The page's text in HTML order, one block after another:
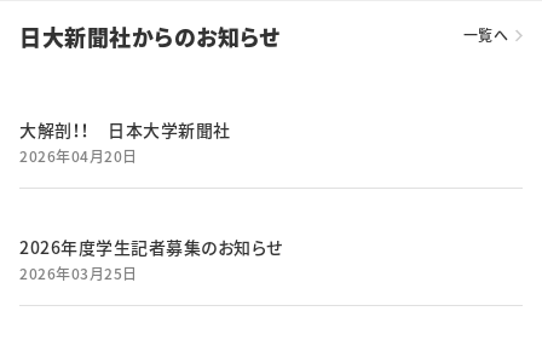
日大新聞社からのお知らせ 一覧へ
大解剖！！ 日本大学新聞社
2026年04月20日
2026年度学生記者募集のお知らせ
2026年03月25日